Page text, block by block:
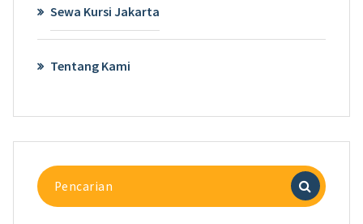
Sewa Kursi Jakarta
Tentang Kami
Pencarian
untuk: